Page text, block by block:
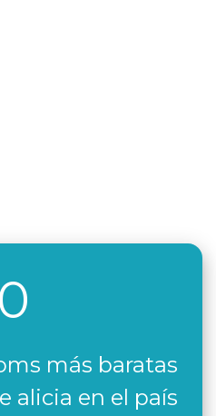
0
más baratas
alicia en el país